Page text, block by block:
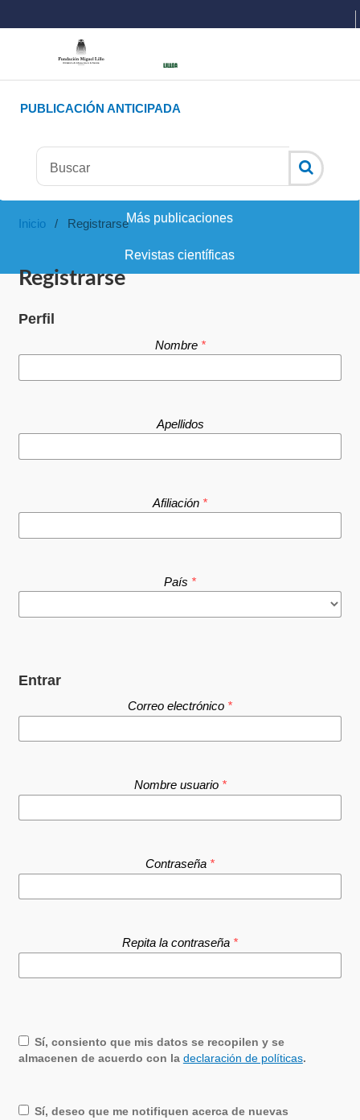
Más publicaciones
Revistas científicas
PUBLICACIÓN ANTICIPADA
Inicio / Registrarse
Registrarse
Perfil
Nombre *
Apellidos
Afiliación *
País *
Entrar
Correo electrónico *
Nombre usuario *
Contraseña *
Repita la contraseña *
Sí, consiento que mis datos se recopilen y se
almacenen de acuerdo con la declaración de políticas.
Sí, deseo que me notifiquen acerca de nuevas